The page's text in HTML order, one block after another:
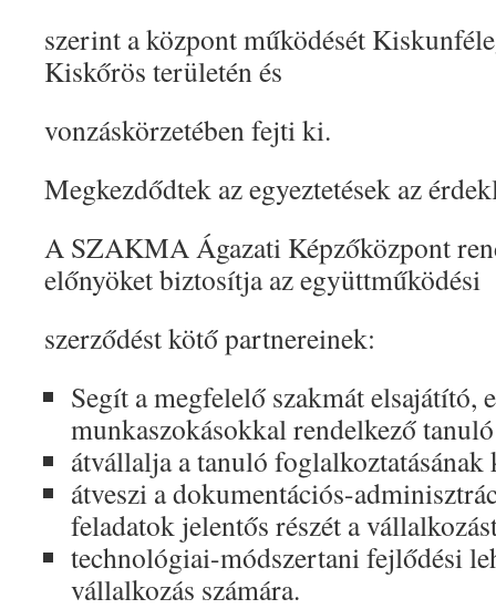
szerint a központ működését
Kiskőrös területén és
vonzáskörzetében fejti ki.
Megkezdődtek az egyeztetések az
A SZAKMA Ágazati Képzőközpont
előnyöket biztosítja az együttműködési
szerződést kötő partnereinek:
Segít a megfelelő szakmát elsajátító,
munkaszokásokkal rendelkező
átvállalja a tanuló foglalkoztatásának
átveszi a dokumentációs-
feladatok jelentős részét a
technológiai-módszertani fejlődési
vállalkozás számára.